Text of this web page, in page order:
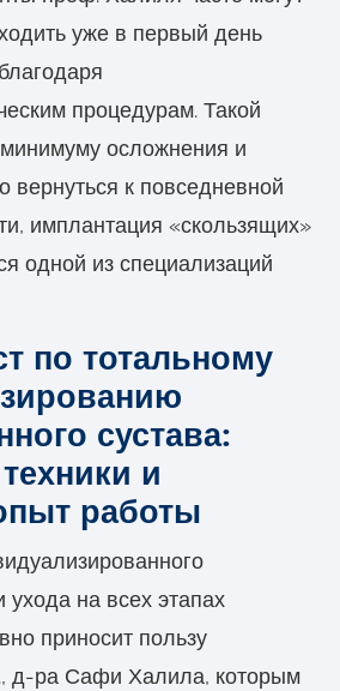
уже в первый день
процедурам. Такой
осложнения и
вернуться к повседневной
имплантация «скользящих»
одной из специализаций
по тотальному
сустава:
и
работы
на всех этапах
приносит пользу
д-ра Сафи Халила, которым